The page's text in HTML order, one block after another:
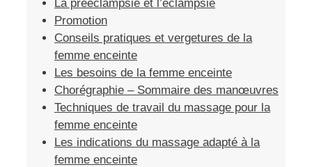
La prééclampsie et l’éclampsie
Promotion
Conseils pratiques et vergetures de la
femme enceinte
Les besoins de la femme enceinte
Chorégraphie – Sommaire des manœuvres
Techniques de travail du massage pour la
femme enceinte
Les indications du massage adapté à la
femme enceinte